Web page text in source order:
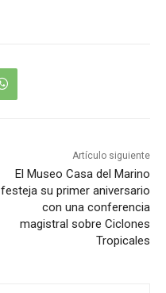
Artículo siguiente
El Museo Casa del Marino
festeja su primer aniversario
con una conferencia
magistral sobre Ciclones
Tropicales